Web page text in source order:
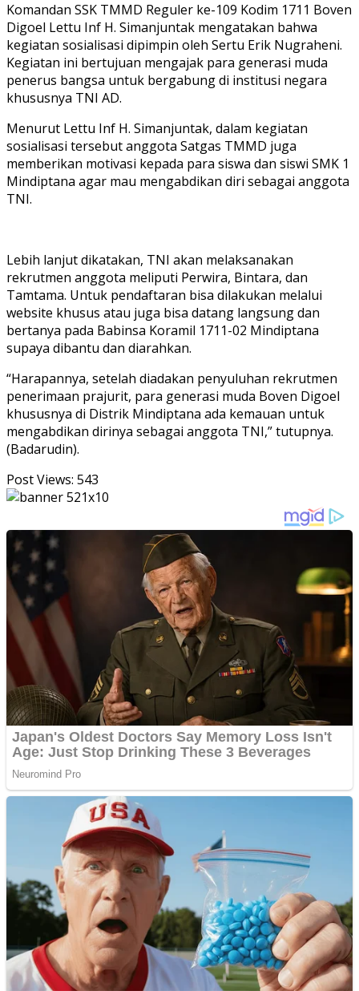
Komandan SSK TMMD Reguler ke-109 Kodim 1711 Boven
Digoel Lettu Inf H. Simanjuntak mengatakan bahwa
kegiatan sosialisasi dipimpin oleh Sertu Erik Nugraheni.
Kegiatan ini bertujuan mengajak para generasi muda
penerus bangsa untuk bergabung di institusi negara
khususnya TNI AD.
Menurut Lettu Inf H. Simanjuntak, dalam kegiatan
sosialisasi tersebut anggota Satgas TMMD juga
memberikan motivasi kepada para siswa dan siswi SMK 1
Mindiptana agar mau mengabdikan diri sebagai anggota
TNI.
Lebih lanjut dikatakan, TNI akan melaksanakan
rekrutmen anggota meliputi Perwira, Bintara, dan
Tamtama. Untuk pendaftaran bisa dilakukan melalui
website khusus atau juga bisa datang langsung dan
bertanya pada Babinsa Koramil 1711-02 Mindiptana
supaya dibantu dan diarahkan.
“Harapannya, setelah diadakan penyuluhan rekrutmen
penerimaan prajurit, para generasi muda Boven Digoel
khususnya di Distrik Mindiptana ada kemauan untuk
mengabdikan dirinya sebagai anggota TNI,” tutupnya.
(Badarudin).
Post Views: 543